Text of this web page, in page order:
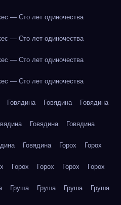
— Сто лет одиночества
— Сто лет одиночества
— Сто лет одиночества
— Сто лет одиночества
Говядина Говядина Говядина
Говядина Говядина
Говядина Горох Горох
Горох Горох Горох Горох
Груша Груша Груша Груша